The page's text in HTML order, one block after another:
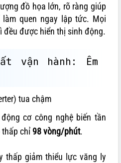
đồ họa lớn, rõ ràng giúp
quen ngay lập tức. Mọi
đều được hiển thị sinh động.
vận hành: Êm
tua chậm
cơ công nghệ biến tần
thấp chỉ 98 vòng/phút.
thấp giảm thiểu lực văng ly